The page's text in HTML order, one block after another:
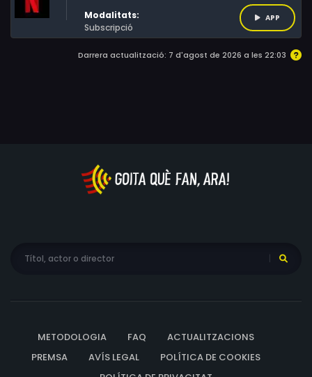
noves amistats i la vida amorosa.
Modalitats:
Subscripció
APP
Darrera actualització: 7 d'agost de 2026 a les 22:03
METODOLOGIA FAQ
ACTUALITZACIONS
PREMSA
AVÍS LEGAL
POLÍTICA DE COOKIES